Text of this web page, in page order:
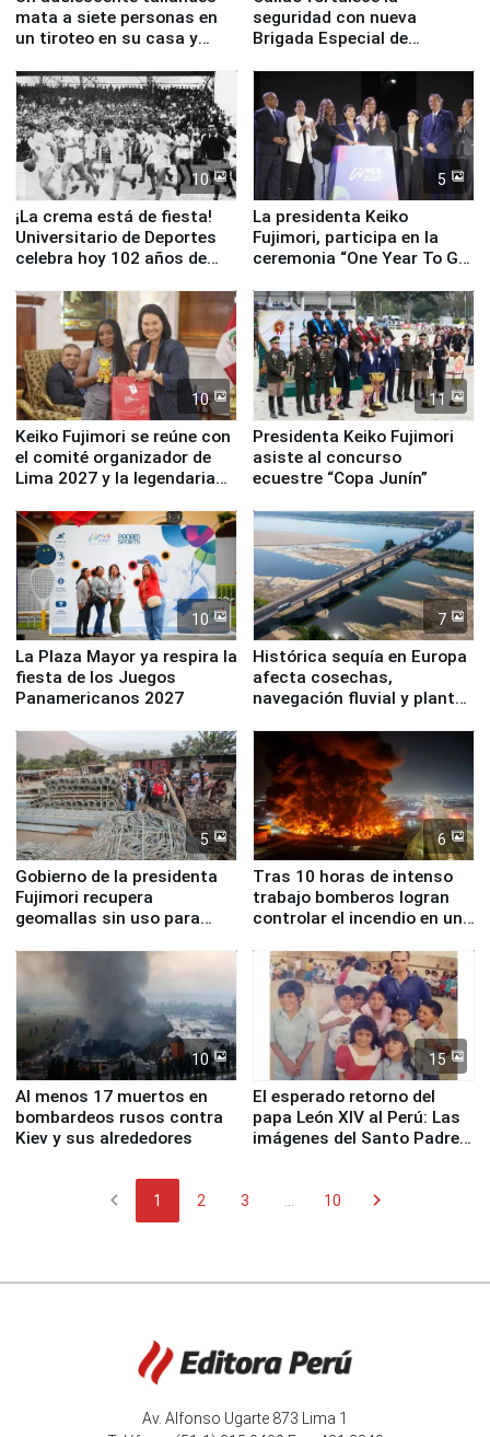
mata a siete personas en
un tiroteo en su casa y
seguridad con nueva
Brigada Especial de
equipamiento para
Serenazgo
10
¡La crema está de fiesta!
Universitario de Deportes
celebra hoy 102 años de
5
La presidenta Keiko
Fujimori, participa en la
ceremonia “One Year To Go
10
Keiko Fujimori se reúne con
el comité organizador de
Lima 2027 y la legendaria
11
Presidenta Keiko Fujimori
asiste al concurso
ecuestre “Copa Junín”
10
La Plaza Mayor ya respira la
fiesta de los Juegos
Panamericanos 2027
7
Histórica sequía en Europa
afecta cosechas,
navegación fluvial y plantas
5
Gobierno de la presidenta
Fujimori recupera
geomallas sin uso para
Fenómeno El Niño
6
Tras 10 horas de intenso
trabajo bomberos logran
controlar el incendio en una
de Chile
10
Al menos 17 muertos en
bombardeos rusos contra
Kiev y sus alrededores
15
El esperado retorno del
papa León XIV al Perú: Las
imágenes del Santo Padre
chevron_left 1 2 3 10 chevron_right
Av. Alfonso Ugarte 873 Lima 1